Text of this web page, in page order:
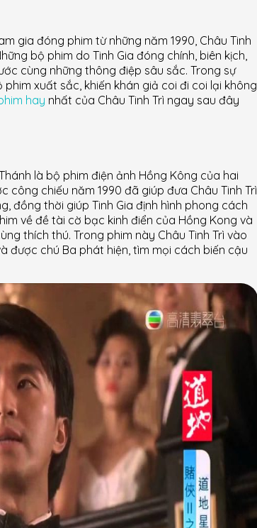
gia đóng phim từ những năm 1990, Châu Tinh
bộ phim do Tinh Gia đóng chính, biên kịch,
cùng những thông điệp sâu sắc. Trong sự
xuất sắc, khiến khán giả coi đi coi lại không
hay nhất của Châu Tinh Trì ngay sau đây
là bộ phim điện ảnh Hồng Kông của hai
công chiếu năm 1990 đã giúp đưa Châu Tinh Trì
đồng thời giúp Tinh Gia định hình phong cách
về đề tài cờ bạc kinh điển của Hồng Kong và
thích thú. Trong phim này Châu Tinh Trì vào
được chú Ba phát hiện, tìm mọi cách biến cậu